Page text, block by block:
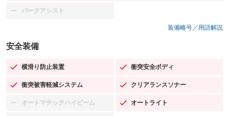
パークアシスト
：装備なし
装備略号／用語解説
安全装備
横滑り防止装置
：装備あり 衝突安全ボディ
：装備あり
衝突被害軽減システム
：装備あり クリアランスソナー
：装備あり
オートマチックハイビーム
：装備なし オートライト
：装備あり